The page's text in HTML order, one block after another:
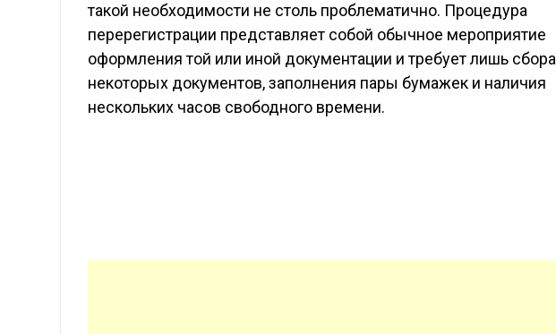
такой необходимости не столь проблематично. Процедура
перерегистрации представляет собой обычное мероприятие
оформления той или иной документации и требует лишь сбора
некоторых документов, заполнения пары бумажек и наличия
нескольких часов свободного времени.